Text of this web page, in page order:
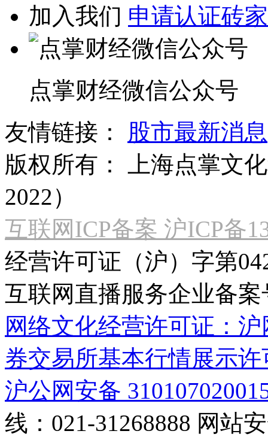
加入我们 申请认证砖家
点掌财经微信公众号
友情链接：
股市最新消息
版权所有：
上海点掌文
2022）
互联网ICP备案 沪ICP备
经营许可证（沪）字第
互联网直播服务企业备案
网络文化经营许可证：
券交易所基本行情展示许
沪公网安备
线：021-31268888 网站